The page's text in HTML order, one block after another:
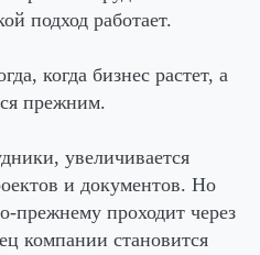
подход работает.
когда бизнес растет, а
прежним.
увеличивается
и документов. Но
прежнему проходит через
компании становится